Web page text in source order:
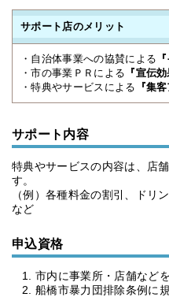
サポート店のメリット
・自治体事業への協賛による
・市の事業ＰＲによる 『宣伝効
・特典やサービスによる
『集
サポート内容
特典やサービスの内容は、店
す。
（例）各種料金の割引、ド
など
申込資格
市内に事業所・店舗など
船橋市暴力団排除条例に